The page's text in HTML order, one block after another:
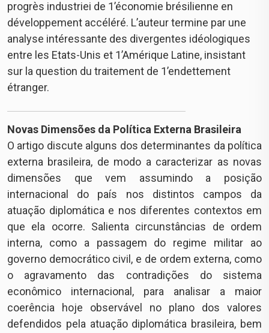
progrès industriei de 1’économie brésilienne en
développement accéléré. L’auteur termine par une
analyse intéressante des divergentes idéologiques
entre les Etats-Unis et 1’Amérique Latine, insistant
sur la question du traitement de 1’endettement
étranger.
Novas Dimensões da Política Externa Brasileira
O artigo discute alguns dos determinantes da política
externa brasileira, de modo a caracterizar as novas
dimensões que vem assumindo a posição
internacional do país nos distintos campos da
atuação diplomática e nos diferentes contextos em
que ela ocorre. Salienta circunstâncias de ordem
interna, como a passagem do regime militar ao
governo democrático civil, e de ordem externa, como
o agravamento das contradições do sistema
econômico internacional, para analisar a maior
coerência hoje observável no plano dos valores
defendidos pela atuação diplomática brasileira, bem